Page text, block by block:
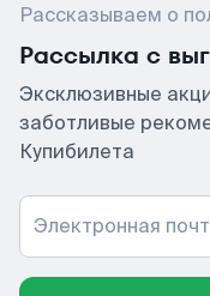
Рассказываем о
Рассылка с
Эксклюзивные
заботливые
Купибилета
Электронная